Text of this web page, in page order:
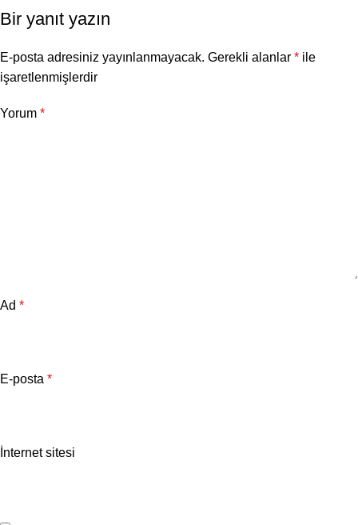
Bir yanıt yazın
E-posta adresiniz yayınlanmayacak. Gerekli alanlar * ile
işaretlenmişlerdir
Yorum *
Ad *
E-posta *
İnternet sitesi